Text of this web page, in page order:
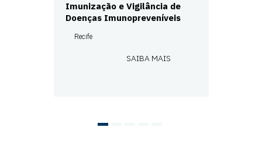
Imunização e Vigilância de
Doenças Imunopreveníveis
Recife
SAIBA MAIS